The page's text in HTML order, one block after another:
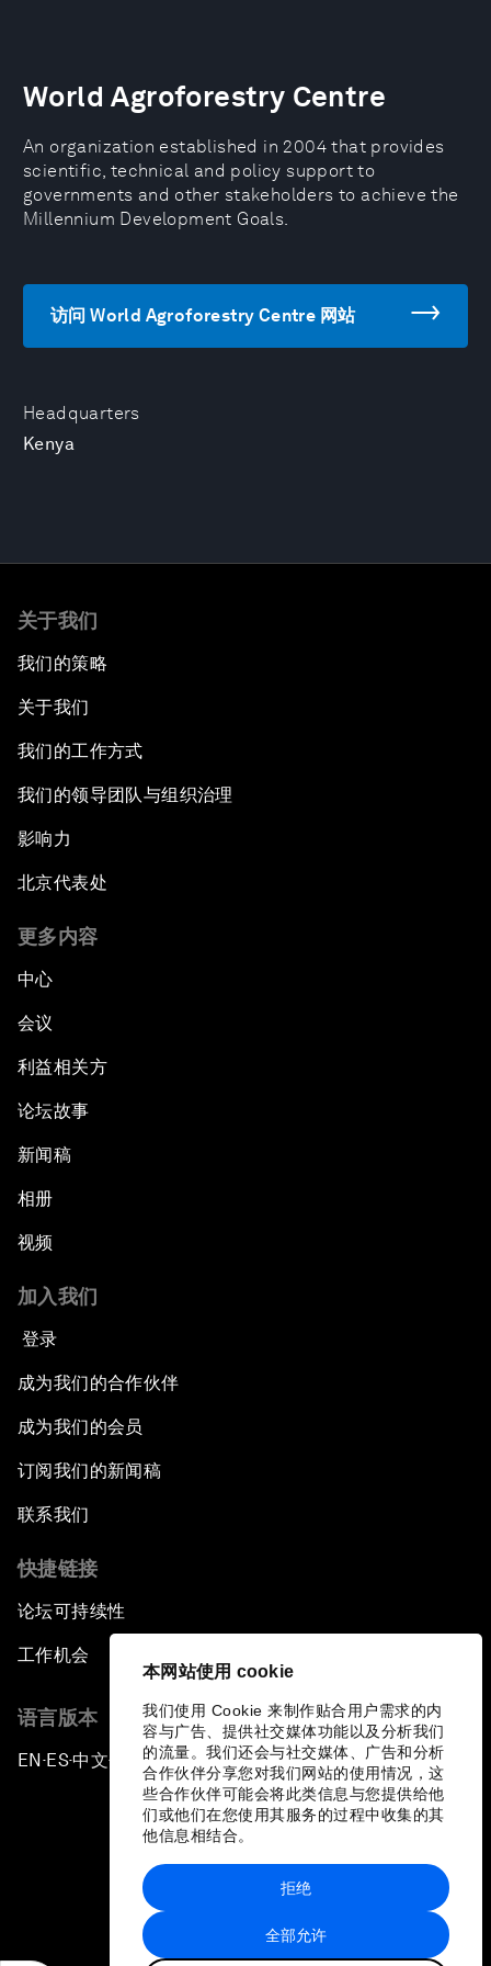
本网站使用 cookie
我们使用 Cookie 来制作贴合用户需求的内
容与广告、提供社交媒体功能以及分析我们
的流量。我们还会与社交媒体、广告和分析
合作伙伴分享您对我们网站的使用情况，这
些合作伙伴可能会将此类信息与您提供给他
们或他们在您使用其服务的过程中收集的其
他信息相结合。
全部允许
拒绝
Headquarters
Kenya
World Agroforestry Centre
An organization established in 2004 that provides
scientific, technical and policy support to
governments and other stakeholders to achieve the
Millennium Development Goals.
访问 World Agroforestry Centre 网站
关于我们
我们的策略
关于我们
我们的工作方式
我们的领导团队与组织治理
影响力
北京代表处
更多内容
中心
会议
利益相关方
论坛故事
新闻稿
相册
视频
加入我们
登录
成为我们的合作伙伴
成为我们的会员
订阅我们的新闻稿
联系我们
快捷链接
论坛可持续性
工作机会
语言版本
EN ▪ES▪中文▪ 日本語
站点地图